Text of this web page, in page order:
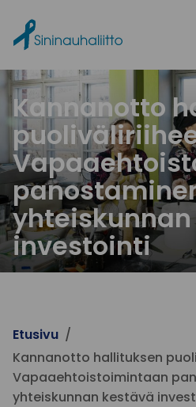
Kannanotto
investointi
Etusivu
Kannanotto hallituksen
Vapaaehtoistoimintaan
yhteiskunnan kestävä